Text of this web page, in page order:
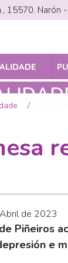
15570.
de 2023
Piñeiros
e